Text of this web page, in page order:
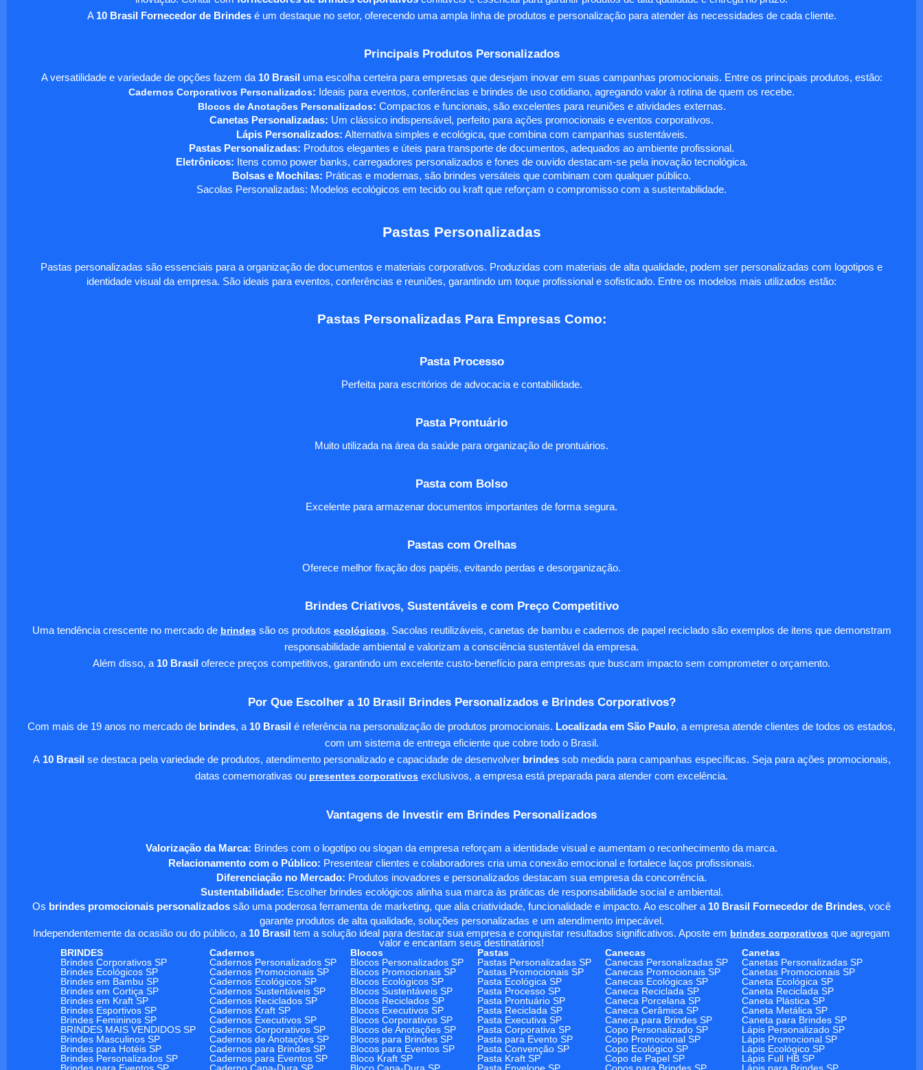
A 10 Brasil Fornecedor de Brindesé um destaque no setor, oferecendo uma ampla linha de produtos e personalização para atender às necessidades de cada cliente.
Principais Produtos Personalizados
A versatilidade e variedade de opções fazem da 10 Brasil uma escolha certeira para empresas que desejam inovar em suas campanhas promocionais. Entre os principais produtos, estão:
Cadernos Corporativos Personalizados: Ideais para eventos, conferências e brindes de uso cotidiano, agregando valor à rotina de quem os recebe.
Blocos de Anotações Personalizados: Compactos e funcionais, são excelentes para reuniões e atividades externas.
Canetas Personalizadas: Um clássico indispensável, perfeito para ações promocionais e eventos corporativos.
Lápis Personalizados: Alternativa simples e ecológica, que combina com campanhas sustentáveis.
Pastas Personalizadas: Produtos elegantes e úteis para transporte de documentos, adequados ao ambiente profissional.
Eletrônicos: Itens como power banks, carregadores personalizados e fones de ouvido destacam-se pela inovação tecnológica.
Bolsas e Mochilas: Práticas e modernas, são brindes versáteis que combinam com qualquer público.
Sacolas Personalizadas: Modelos ecológicos em tecido ou kraft que reforçam o compromisso com a sustentabilidade.
Pastas Personalizadas
Pastas personalizadas são essenciais para a organização de documentos e materiais corporativos. Produzidas com materiais de alta qualidade, podem ser personalizadas com logotipos e
identidade visual da empresa. São ideais para eventos, conferências e reuniões, garantindo um toque profissional e sofisticado. Entre os modelos mais utilizados estão:
Pastas Personalizadas Para Empresas Como:
Pasta Processo
Perfeita para escritórios de advocacia e contabilidade.
Pasta Prontuário
Muito utilizada na área da saúde para organização de prontuários.
Pasta com Bolso
Excelente para armazenar documentos importantes de forma segura.
Pastas com Orelhas
Oferece melhor fixação dos papéis, evitando perdas e desorganização.
Brindes Criativos, Sustentáveis e com Preço Competitivo
Uma tendência crescente no mercado de brindessão os produtos ecológicos. Sacolas reutilizáveis, canetas de bambu e cadernos de papel reciclado são exemplos de itens que demonstram
responsabilidade ambiental e valorizam a consciência sustentável da empresa.
Além disso, a 10 Brasil oferece preços competitivos, garantindo um excelente custo-benefício para empresas que buscam impacto sem comprometer o orçamento.
Por Que Escolher a 10 Brasil Brindes Personalizados e Brindes Corporativos?
Com mais de 19 anos no mercado de brindes, a 10 Brasil é referência na personalização de produtos promocionais. Localizada em São Paulo, a empresa atende clientes de todos os estados,
com um sistema de entrega eficiente que cobre todo o Brasil.
A10 Brasil se destaca pela variedade de produtos, atendimento personalizado e capacidade de desenvolver brindessob medida para campanhas específicas. Seja para ações promocionais,
datas comemorativas ou presentes corporativos exclusivos, a empresa está preparada para atender com excelência.
Vantagens de Investir em Brindes Personalizados
Valorização da Marca: Brindes com o logotipo ou slogan da empresa reforçam a identidade visual e aumentam o reconhecimento da marca.
Relacionamento com o Público: Presentear clientes e colaboradores cria uma conexão emocional e fortalece laços profissionais.
Diferenciação no Mercado: Produtos inovadores e personalizados destacam sua empresa da concorrência.
Sustentabilidade: Escolher brindes ecológicos alinha sua marca às práticas de responsabilidade social e ambiental.
Os brindes promocionais personalizados são uma poderosa ferramenta de marketing, que alia criatividade, funcionalidade e impacto. Ao escolher a 10 Brasil Fornecedor de Brindes, você
garante produtos de alta qualidade, soluções personalizadas e um atendimento impecável.
Independentemente da ocasião ou do público, a 10 Brasil tem a solução ideal para destacar sua empresa e conquistar resultados significativos. Aposte em brindes corporativos que agregam
valor e encantam seus destinatários!
BRINDES
Cadernos Blocos Pastas Canecas
Canetas
Brindes Corporativos SP
Cadernos Personalizados SP Blocos Personalizados SP Pastas Personalizadas SP Canecas Personalizadas SP
Canetas Personalizadas SP
Brindes Ecológicos SP
Cadernos Promocionais SP Blocos Promocionais SP Pastas Promocionais SP Canecas Promocionais SP
Canetas Promocionais SP
Brindes em Bambu SP
Cadernos Ecológicos SP Blocos Ecológicos SP Pasta Ecológica SP Canecas Ecológicas SP
Caneta Ecológica SP
Brindes em Cortiça SP
Cadernos Sustentáveis SP Blocos Sustentáveis SP Pasta Processo SP Caneca Reciclada SP
Caneta Reciclada SP
Brindes em Kraft SP
Cadernos Reciclados SP Blocos Reciclados SP Pasta Prontuário SP Caneca Porcelana SP
Caneta Plástica SP
Brindes Esportivos SP
Cadernos Kraft SP Blocos Executivos SP Pasta Reciclada SP Caneca Cerâmica SP
Caneta Metálica SP
Brindes Femininos SP
Cadernos Executivos SP Blocos Corporativos SP Pasta Executiva SP Caneca para Brindes SP
Caneta para Brindes SP
BRINDES MAIS VENDIDOS SP
Cadernos Corporativos SP Blocos de Anotações SP Pasta Corporativa SP Copo Personalizado SP
Lápis Personalizado SP
Brindes Masculinos SP
Cadernos de Anotações SP Blocos para Brindes SP Pasta para Evento SP Copo Promocional SP
Lápis Promocional SP
Brindes para Hotéis SP
Cadernos para Brindes SP Blocos para Eventos SP Pasta Convenção SP Copo Ecológico SP
Lápis Ecológico SP
Brindes Personalizados SP
Cadernos para Eventos SP Bloco Kraft SP Pasta Kraft SP Copo de Papel SP
Lápis Full HB SP